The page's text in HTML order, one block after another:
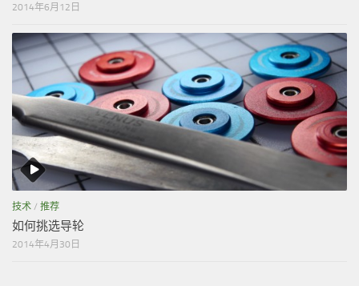
2014年6月12日
技术 / 推荐
如何挑选导轮
2014年4月30日